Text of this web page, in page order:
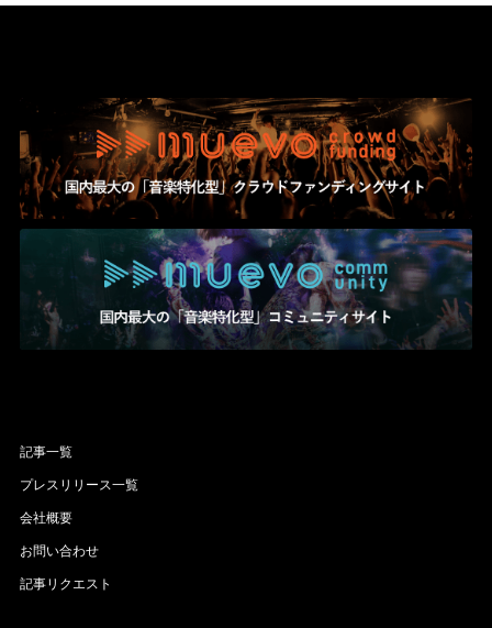
記事一覧
プレスリリース一覧
会社概要
お問い合わせ
記事リクエスト